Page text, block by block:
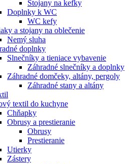
Stojany na kefky
Doplnky k WC
WC kefy
a stojany na oblečenie
Nemý sluha
doplnky
Slnečníky a tieniace vybavenie
Záhradné slnečníky a doplnky
Záhradné domčeky, altány, pergoly
Záhradné stany a altány
textil do kuchyne
Chňapky
Obrusy a prestieranie
Obrusy
Prestieranie
Utierky
Zástery